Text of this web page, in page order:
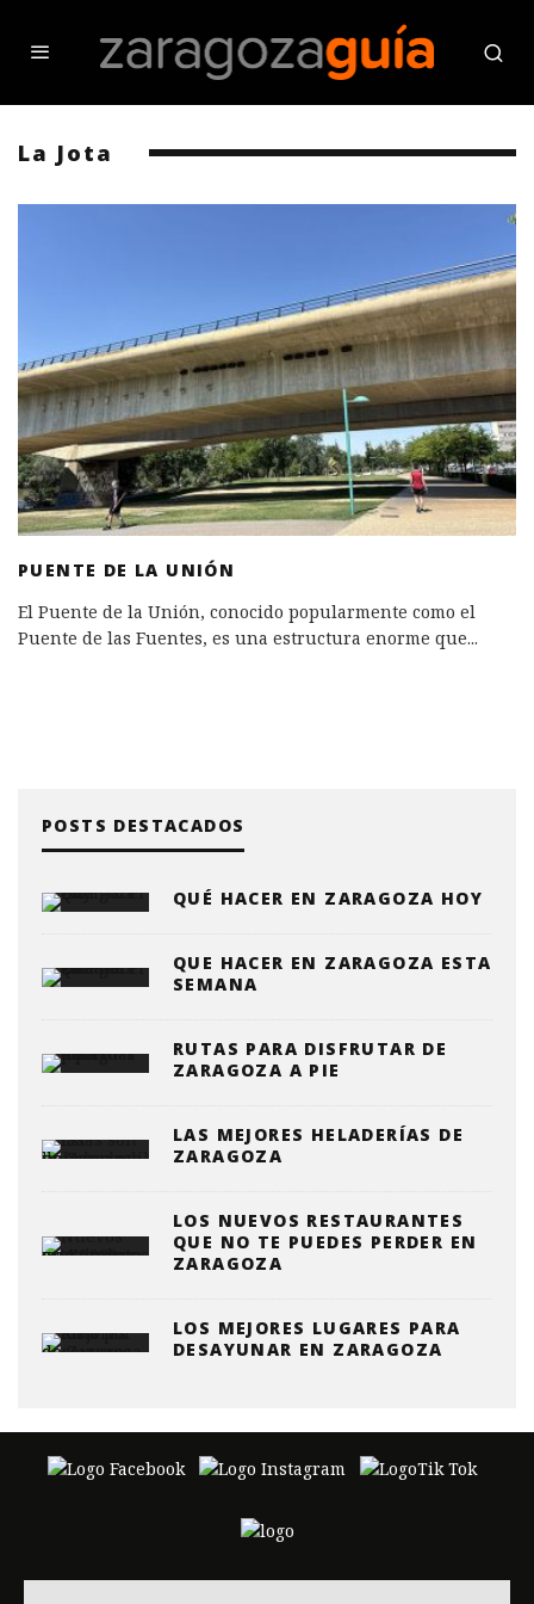
La Jota
PUENTE DE LA UNIÓN
El Puente de la Unión, conocido popularmente como el
Puente de las Fuentes, es una estructura enorme que...
POSTS DESTACADOS
QUÉ HACER EN ZARAGOZA HOY
QUE HACER EN ZARAGOZA ESTA
SEMANA
RUTAS PARA DISFRUTAR DE
ZARAGOZA A PIE
LAS MEJORES HELADERÍAS DE
ZARAGOZA
LOS NUEVOS RESTAURANTES
QUE NO TE PUEDES PERDER EN
ZARAGOZA
LOS MEJORES LUGARES PARA
DESAYUNAR EN ZARAGOZA